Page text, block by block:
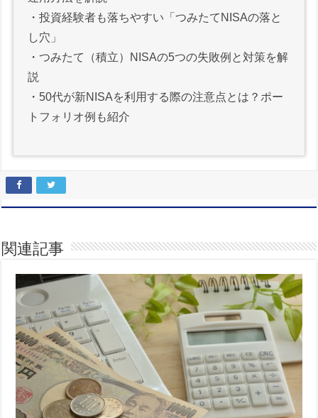
・投資経験者も落ちやすい「つみたてNISAの落と
し穴」
・つみたて（積立）NISAの5つの失敗例と対策を解
説
・ 50代が新NISAを利用する際の注意点とは？ポー
トフォリオ例も紹介
関連記事